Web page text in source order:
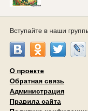
Вступайте в наши
О проекте
Обратная связь
Администрация
Правила сайта